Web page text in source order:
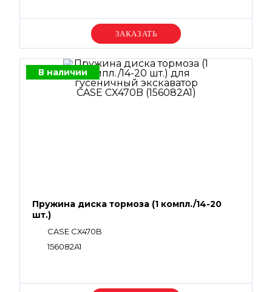
Уточняйте цену
В наличии
Пружина диска тормоза (1 компл./14-20
шт.)
CASE CX470B
156082A1